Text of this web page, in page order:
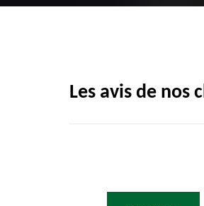
Les avis de nos